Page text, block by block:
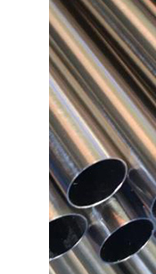
cilindro de gás